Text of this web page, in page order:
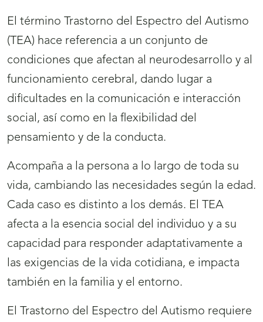
El término Trastorno del Espectro del Autismo
(TEA) hace referencia a un conjunto de
condiciones que afectan al neurodesarrollo y al
funcionamiento cerebral, dando lugar a
dificultades en la comunicación e interacción
social, así como en la flexibilidad del
pensamiento y de la conducta.
Acompaña a la persona a lo largo de toda su
vida, cambiando las necesidades según la edad.
Cada caso es distinto a los demás. El TEA
afecta a la esencia social del individuo y a su
capacidad para responder adaptativamente a
las exigencias de la vida cotidiana, e impacta
también en la familia y el entorno.
El Trastorno del Espectro del Autismo requiere